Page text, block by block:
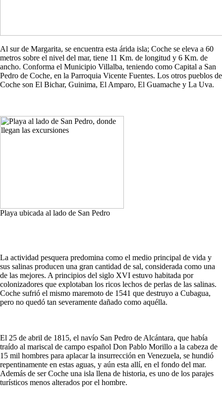
Al sur de Margarita, se encuentra esta árida isla; Coche se eleva a 60
metros sobre el nivel del mar, tiene 11 Km. de longitud y 6 Km. de
ancho. Conforma el Municipio Villalba, teniendo como Capital a San
Pedro de Coche, en la Parroquia Vicente Fuentes. Los otros pueblos de
Coche son El Bichar, Guinima, El Amparo, El Guamache y La Uva.
Playa ubicada al lado de San Pedro
La actividad pesquera predomina como el medio principal de vida y
sus salinas producen una gran cantidad de sal, considerada como una
de las mejores. A principios del siglo XVI estuvo habitada por
colonizadores que explotaban los ricos lechos de perlas de las salinas.
Coche sufrió el mismo maremoto de 1541 que destruyo a Cubagua,
pero no quedó tan severamente dañado como aquélla.
El 25 de abril de 1815, el navío San Pedro de Alcántara, que había
traído al mariscal de campo español Don Pablo Morillo a la cabeza de
15 mil hombres para aplacar la insurrección en Venezuela, se hundió
repentinamente en estas aguas, y aún esta allí, en el fondo del mar.
Además de ser Coche una isla llena de historia, es uno de los parajes
turísticos menos alterados por el hombre.